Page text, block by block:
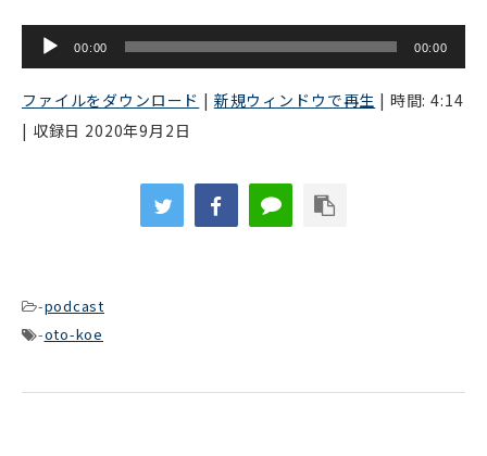
声
プ
レ
00:00 00:00
ファイルをダウンロード | 新規ウィンドウで再生 | 時間: 4:14
| 収録日 2020年9月2日
-podcast
-oto-koe